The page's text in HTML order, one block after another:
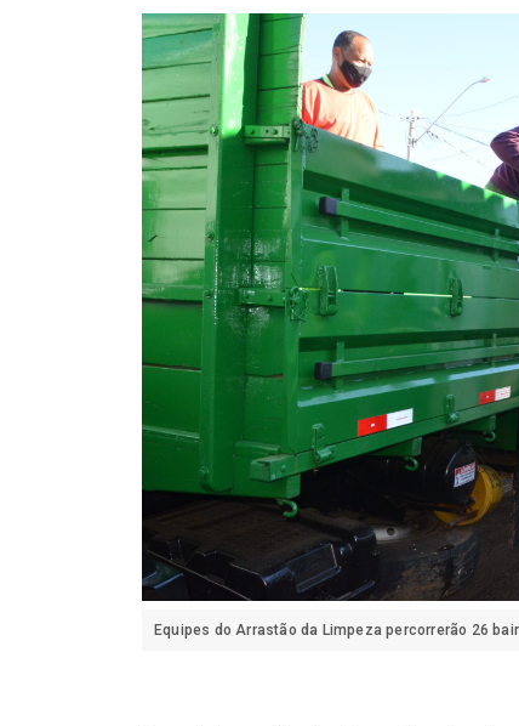
Equipes do Arrastão da Limpeza percorrerão 26